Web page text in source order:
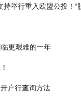
举行重入欧盟公投！
更艰难的一年
户行查询方法